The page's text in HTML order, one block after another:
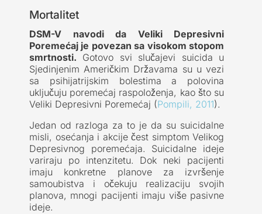
Mortalitet
DSM-V navodi da Veliki Depresivni
Poremećaj je povezan sa visokom stopom
smrtnosti. Gotovo svi slučajevi suicida u
Sjedinjenim Američkim Državama su u vezi
sa psihijatrijskim bolestima a polovina
uključuju poremećaj raspoloženja, kao što su
Veliki Depresivni Poremećaj (Pompili, 2011).
Jedan od razloga za to je da su suicidalne
misli, osećanja i akcije čest simptom Velikog
Depresivnog poremećaja. Suicidalne ideje
variraju po intenzitetu. Dok neki pacijenti
imaju konkretne planove za izvršenje
samoubistva i očekuju realizaciju svojih
planova, mnogi pacijenti imaju više pasivne
ideje.